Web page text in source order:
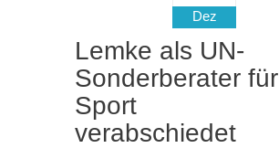
Dez
Lemke als UN-
Sonderberater für
Sport
verabschiedet